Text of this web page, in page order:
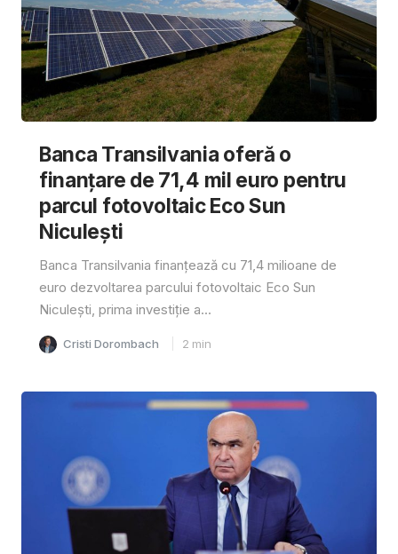
Banca Transilvania oferă o
finanțare de 71,4 mil euro pentru
parcul fotovoltaic Eco Sun
Niculești
Banca Transilvania finanțează cu 71,4 milioane de
euro dezvoltarea parcului fotovoltaic Eco Sun
Niculești, prima investiție a...
Cristi Dorombach 2 min